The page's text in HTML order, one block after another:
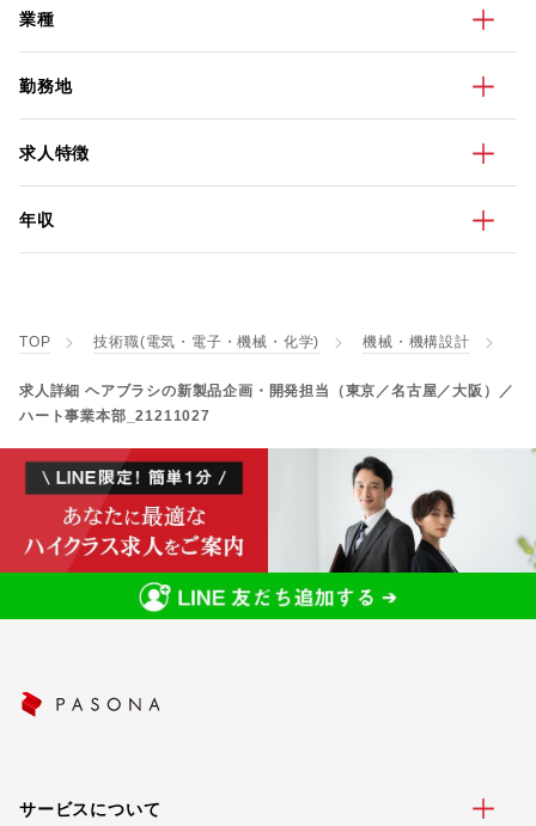
業種
勤務地
求人特徴
年収
TOP 技術職(電気・電子・機械・化学) 機械・機構設計
求人詳細 ヘアブラシの新製品企画・開発担当（東京／名古屋／大阪）／
ハート事業本部_21211027
サービスについて